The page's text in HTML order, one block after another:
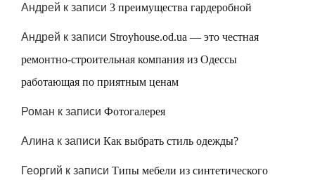
Андрей к записи 3 преимущества гардеробной
Андрей к записи Stroyhouse.od.ua — это честная
ремонтно-строительная компания из Одессы
работающая по приятным ценам
Роман к записи Фотогалерея
Алина к записи Как выбрать стиль одежды?
Георгий к записи Типы мебели из синтетического